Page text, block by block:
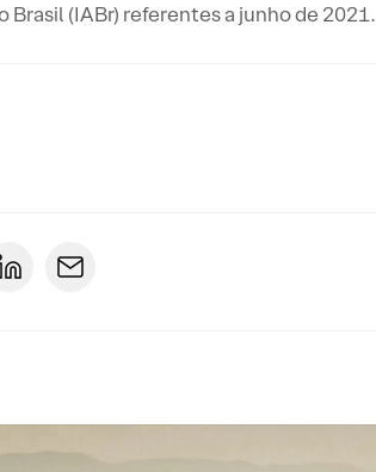
(IABr) referentes a junho de 2021.